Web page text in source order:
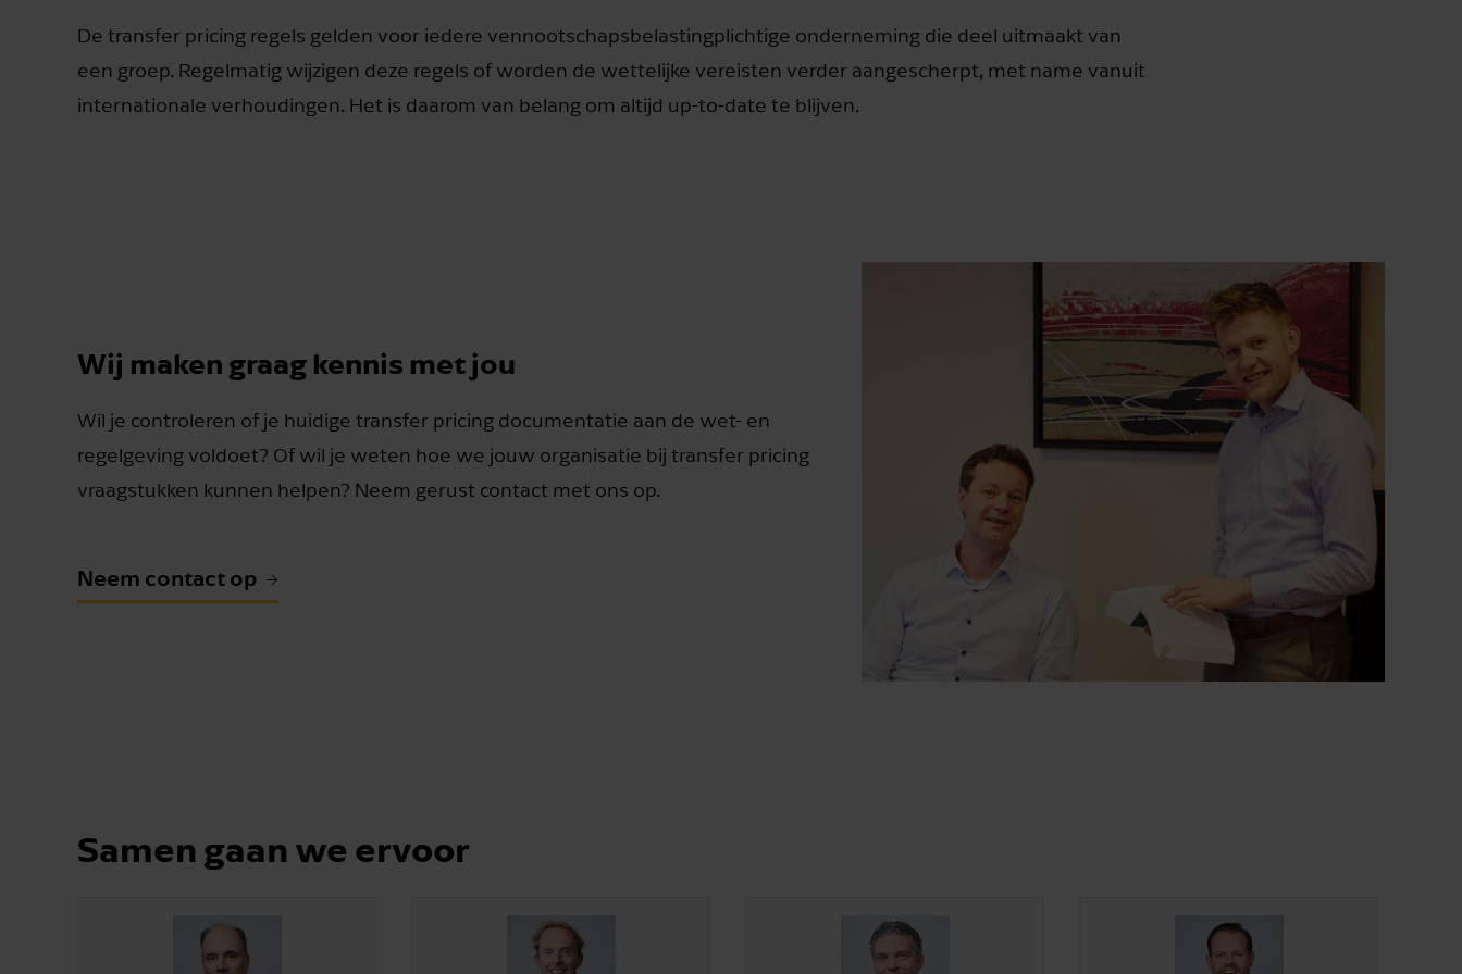
De transfer pricing regels gelden voor iedere vennootschapsbelastingplichtige onderneming die deel uitmaakt van
een groep. Regelmatig wijzigen deze regels of worden de wettelijke vereisten verder aangescherpt, met name vanuit
internationale verhoudingen. Het is daarom van belang om altijd up-to-date te blijven.
Wij maken graag kennis met jou
Wil je controleren of je huidige transfer pricing documentatie aan de wet- en
regelgeving voldoet? Of wil je weten hoe we jouw organisatie bij transfer pricing
vraagstukken kunnen helpen? Neem gerust contact met ons op.
Neem contact op
Samen gaan we ervoor